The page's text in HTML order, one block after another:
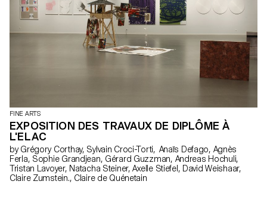
FINE ARTS
EXPOSITION DES TRAVAUX DE DIPLÔME À
L'ELAC
by Grégory Corthay, Sylvain Croci-Torti, Anaïs Defago, Agnès
Ferla, Sophie Grandjean, Gérard Guzzman, Andreas Hochuli,
Tristan Lavoyer, Natacha Steiner, Axelle Stiefel, David Weishaar,
Claire Zumstein., Claire de Quénetain